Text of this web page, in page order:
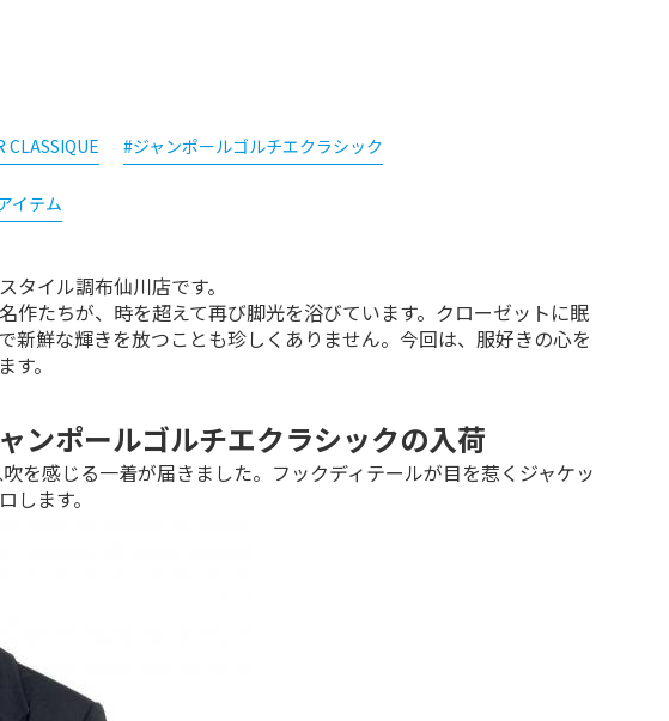
CLASSIQUE #ジャンポールゴルチエクラシック
イテム
タイル調布仙川店です。
作たちが、時を超えて再び脚光を浴びています。クローゼットに眠
新鮮な輝きを放つことも珍しくありません。今回は、服好きの心を
。
ンポールゴルチエクラシックの入荷
を感じる一着が届きました。フックディテールが目を惹くジャケッ
します。